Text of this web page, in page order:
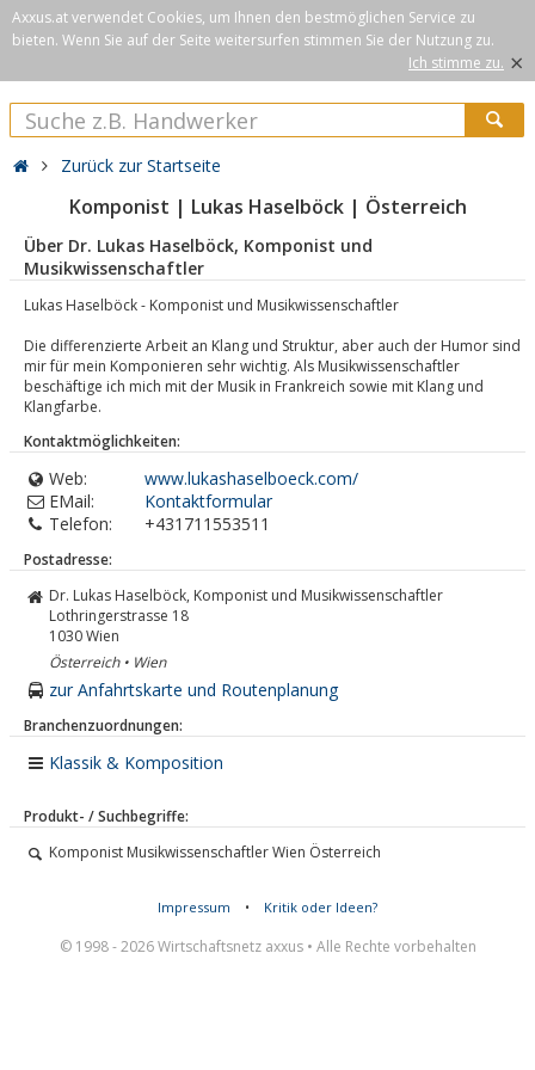
Axxus.at verwendet Cookies, um Ihnen den bestmöglichen Service zu
bieten. Wenn Sie auf der Seite weitersurfen stimmen Sie der Nutzung zu.
Ich stimme zu. ×
Zurück zur Startseite
Komponist | Lukas Haselböck | Österreich
Über Dr. Lukas Haselböck, Komponist und
Musikwissenschaftler
Lukas Haselböck - Komponist und Musikwissenschaftler
Die differenzierte Arbeit an Klang und Struktur, aber auch der Humor sind
mir für mein Komponieren sehr wichtig. Als Musikwissenschaftler
beschäftige ich mich mit der Musik in Frankreich sowie mit Klang und
Klangfarbe.
Kontaktmöglichkeiten:
Web:
www.lukashaselboeck.com/
EMail:
Kontaktformular
Telefon:
+431711553511
Postadresse:
Dr. Lukas Haselböck, Komponist und Musikwissenschaftler
Lothringerstrasse 18
1030Wien
Österreich • Wien
zur Anfahrtskarte und Routenplanung
Branchenzuordnungen:
Klassik & Komposition
Produkt- / Suchbegriffe:
Komponist Musikwissenschaftler Wien Österreich
Impressum • Kritik oder Ideen?
© 1998 - 2026 Wirtschaftsnetz axxus • Alle Rechte vorbehalten